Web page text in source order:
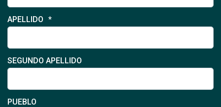
APELLIDO
SEGUNDO APELLIDO
PUEBLO